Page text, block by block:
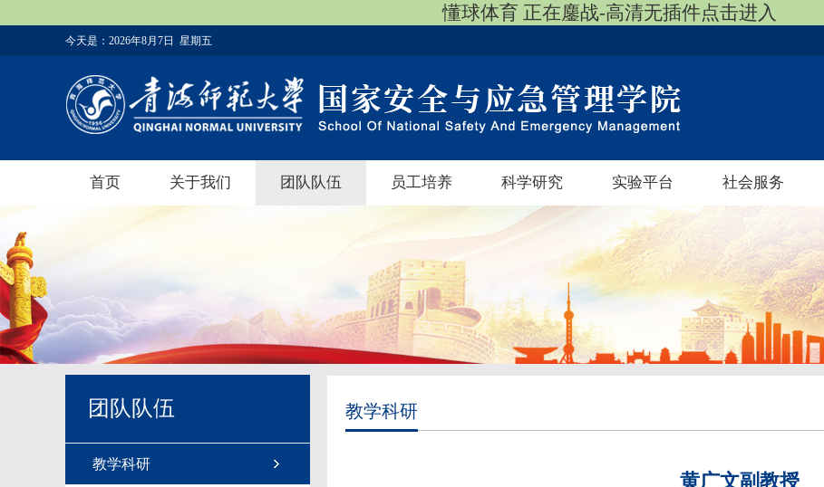
懂球体育 正在鏖战-高清无插件点击进入
今天是： 2026年8月7日 星期五
首页 关于我们 团队队伍 员工培养 科学研究 实验平台 社会服务
团队队伍
教学科研
教学科研
黄广文副教授